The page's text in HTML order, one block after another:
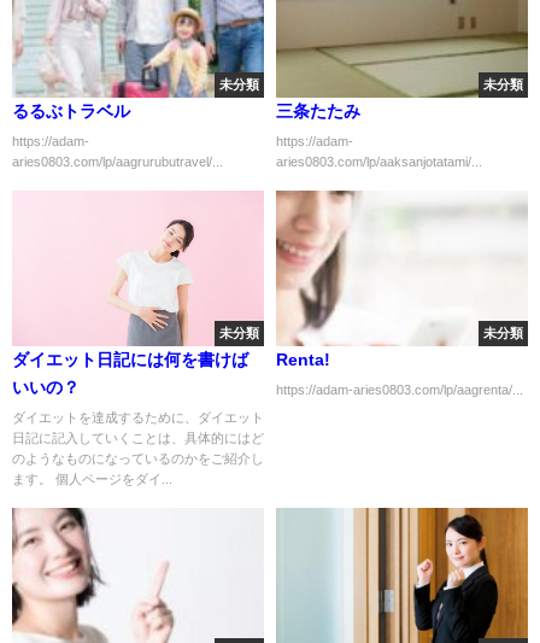
未分類
るるぶトラベル
https://adam-
aries0803.com/lp/aagrurubutravel/...
未分類
三条たたみ
https://adam-
aries0803.com/lp/aaksanjotatami/...
未分類
ダイエット日記には何を書けば
いいの？
ダイエットを達成するために、ダイエット
日記に記入していくことは、具体的にはど
のようなものになっているのかをご紹介し
ます。 個人ページをダイ...
未分類
Renta!
https://adam-aries0803.com/lp/aagrenta/...